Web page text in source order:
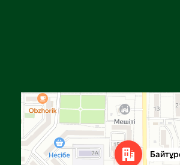
Яндекс Карталар — көлік, навигация,